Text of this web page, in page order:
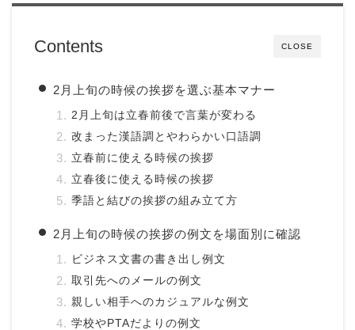
CLOSE
Contents
2月上旬の時候の挨拶を選ぶ基本マナー
2月上旬は立春前後で言葉が変わる
改まった漢語調とやわらかい口語調
立春前に使える時候の挨拶
立春後に使える時候の挨拶
季語と結びの挨拶の組み立て方
2月上旬の時候の挨拶の例文を場面別に確認
ビジネス文書の書き出し例文
取引先へのメールの例文
親しい相手へのカジュアルな例文
学校やPTAだよりの例文